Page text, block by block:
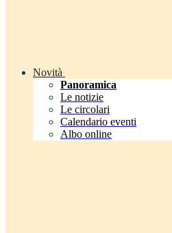
Novità
Panoramica
Le notizie
Le circolari
Calendario eventi
Albo online